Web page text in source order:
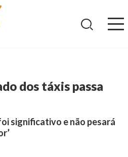
dos táxis passa
significativo e não pesará